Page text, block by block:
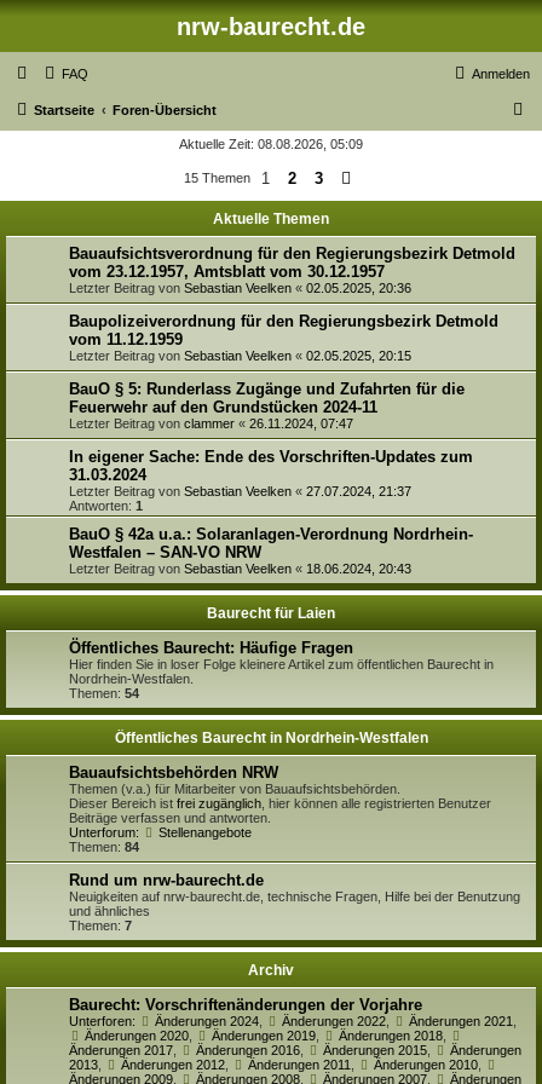
nrw-baurecht.de
FAQ Anmelden
Startseite Foren-Übersicht
Aktuelle Zeit: 08.08.2026, 05:09
15 Themen 1 2 3
Aktuelle Themen
Bauaufsichtsverordnung für den Regierungsbezirk Detmold
vom 23.12.1957, Amtsblatt vom 30.12.1957
Letzter Beitrag von Sebastian Veelken « 02.05.2025, 20:36
Baupolizeiverordnung für den Regierungsbezirk Detmold
vom 11.12.1959
Letzter Beitrag von Sebastian Veelken « 02.05.2025, 20:15
BauO § 5: Runderlass Zugänge und Zufahrten für die
Feuerwehr auf den Grundstücken 2024-11
Letzter Beitrag von clammer « 26.11.2024, 07:47
In eigener Sache: Ende des Vorschriften-Updates zum
31.03.2024
Letzter Beitrag von Sebastian Veelken « 27.07.2024, 21:37
Antworten: 1
BauO § 42a u.a.: Solaranlagen-Verordnung Nordrhein-
Westfalen – SAN-VO NRW
Letzter Beitrag von Sebastian Veelken « 18.06.2024, 20:43
Baurecht für Laien
Öffentliches Baurecht: Häufige Fragen
Hier finden Sie in loser Folge kleinere Artikel zum öffentlichen Baurecht in
Nordrhein-Westfalen.
Themen: 54
Öffentliches Baurecht in Nordrhein-Westfalen
Bauaufsichtsbehörden NRW
Themen (v.a.) für Mitarbeiter von Bauaufsichtsbehörden.
Dieser Bereich ist frei zugänglich , hier können alle registrierten Benutzer
Beiträge verfassen und antworten.
Unterforum:
Stellenangebote
Themen: 84
Rund um nrw-baurecht.de
Neuigkeiten auf nrw-baurecht.de, technische Fragen, Hilfe bei der Benutzung
und ähnliches
Themen: 7
Archiv
Baurecht: Vorschriftenänderungen der Vorjahre
Unterforen: Änderungen 2024, Änderungen 2022, Änderungen 2021
Änderungen 2020, Änderungen 2019, Änderungen 2018,
Änderungen 2017
Änderungen 2016, Änderungen 2015,
Änderungen
2013
Änderungen 2012, Änderungen 2011 Änderungen 2010,
Änderungen 2009
Änderungen 2008, Änderungen 2007, Änderungen